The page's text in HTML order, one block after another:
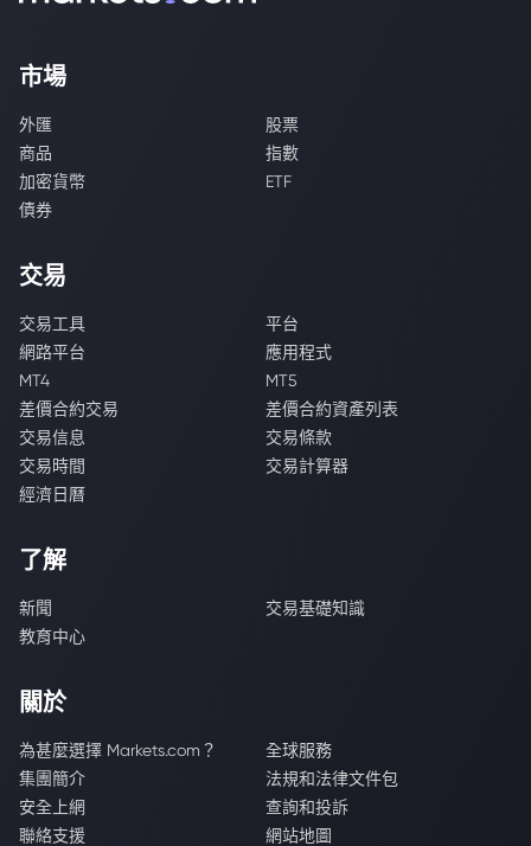
市場
外匯
股票
商品
指數
加密貨幣
ETF
債券
交易
交易工具
平台
網路平台
應用程式
MT4
MT5
差價合約交易
差價合約資產列表
交易信息
交易條款
交易時間
交易計算器
經濟日曆
了解
新聞
交易基礎知識
教育中心
關於
為甚麼選擇 Markets.com？
全球服務
集團簡介
法規和法律文件包
安全上網
查詢和投訴
聯絡支援
網站地圖